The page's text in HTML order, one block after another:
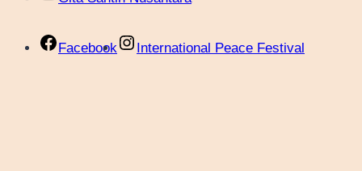
Facebook International Peace Festival